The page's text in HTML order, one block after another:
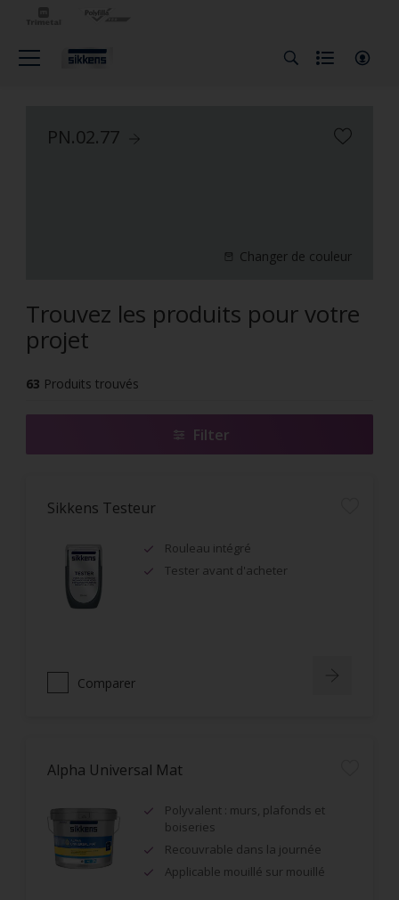
PN.02.77
Changer de couleur
Trouvez les produits pour votre
projet
63 Produits trouvés
Filter
Sikkens Testeur
Rouleau intégré
Tester avant d'acheter
Comparer
Alpha Universal Mat
Polyvalent : murs, plafonds et
boiseries
Recouvrable dans la journée
Applicable mouillé sur mouillé